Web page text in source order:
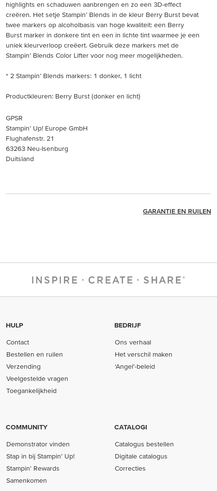
highlights en schaduwen aanbrengen en zo een 3D-effect
creëren. Het setje Stampin’ Blends in de kleur Berry Burst bevat
twee markers op alcoholbasis van hoge kwaliteit: een Berry
Burst marker in donkere tint en een in lichte tint waarmee je een
uniek kleurverloop creëert. Gebruik deze markers met de
Stampin’ Blends Color Lifter voor nog meer mogelijkheden.
* 2 Stampin’ Blends markers: 1 donker, 1 licht
Productkleuren: Berry Burst (donker en licht)
GPSR
Stampin’ Up! Europe GmbH
Flughafenstr. 21
63263 Neu-Isenburg
Duitsland
GARANTIE EN RUILEN
HULP
Contact
Bestellen en ruilen
Verzending
Veelgestelde vragen
Toegankelijkheid
BEDRIJF
Ons verhaal
Het verschil maken
‘Angel’-beleid
COMMUNITY
Demonstrator vinden
Stap in bij Stampin’ Up!
Stampin' Rewards
Samenkomen
CATALOGI
Catalogus bestellen
Digitale catalogus
Correcties